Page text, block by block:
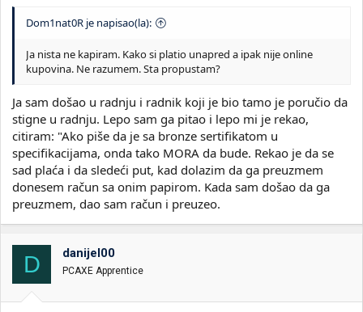
Dom1nat0R je napisao(la):
Ja nista ne kapiram. Kako si platio unapred a ipak nije online
kupovina. Ne razumem. Sta propustam?
Ja sam došao u radnju i radnik koji je bio tamo je poručio da
stigne u radnju. Lepo sam ga pitao i lepo mi je rekao,
citiram: "Ako piše da je sa bronze sertifikatom u
specifikacijama, onda tako MORA da bude. Rekao je da se
sad plaća i da sledeći put, kad dolazim da ga preuzmem
donesem račun sa onim papirom. Kada sam došao da ga
preuzmem, dao sam račun i preuzeo.
D danijel00
PCAXE Apprentice